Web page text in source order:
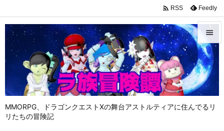
MMORPG、ドラゴンクエストⅩの舞台アストルティアに住んでるリ
リたちの冒険記


メニュ

サイド

 RSS Feedly